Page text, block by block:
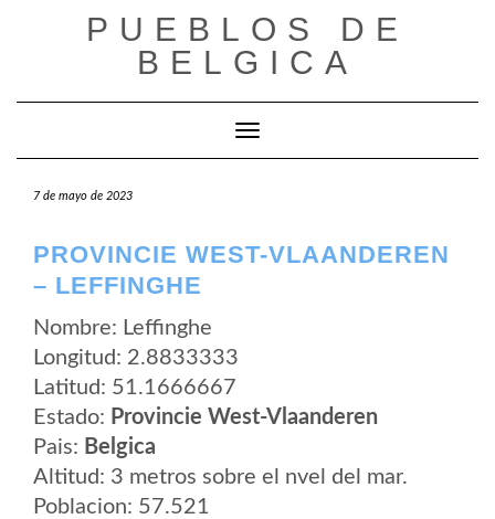
PUEBLOS DE
BELGICA
Cambiar modo de navegación
7 de mayo de 2023
PROVINCIE WEST-VLAANDEREN
– LEFFINGHE
Nombre: Leffinghe
Longitud: 2.8833333
Latitud: 51.1666667
Estado: Provincie West-Vlaanderen
Pais: Belgica
Altitud: 3 metros sobre el nvel del mar.
Poblacion: 57.521